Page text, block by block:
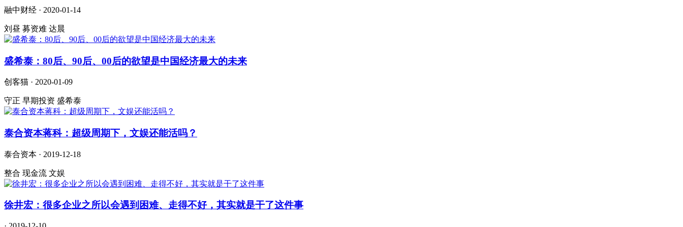
融中财经 · 2020-01-14
刘昼 募资难 达晨
盛希泰：80后、90后、00后的欲望是中国经济最大的未来
创客猫 · 2020-01-09
守正 早期投资 盛希泰
泰合资本蒋科：超级周期下，文娱还能活吗？
泰合资本 · 2019-12-18
整合 现金流 文娱
徐井宏：很多企业之所以会遇到困难、走得不好，其实就是干了这件事